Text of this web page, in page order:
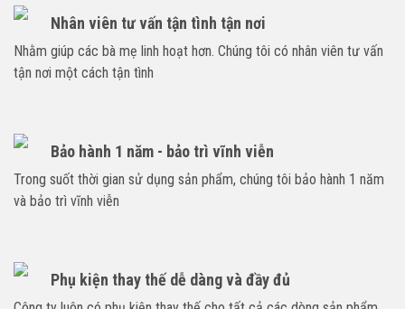
Nhân viên tư vấn tận tình tận nơi
Nhằm giúp các bà mẹ linh hoạt hơn. Chúng tôi có nhân viên tư vấn
tận nơi một cách tận tình
Bảo hành 1 năm - bảo trì vĩnh viễn
Trong suốt thời gian sử dụng sản phẩm, chúng tôi bảo hành 1 năm
và bảo trì vĩnh viễn
Phụ kiện thay thế dễ dàng và đầy đủ